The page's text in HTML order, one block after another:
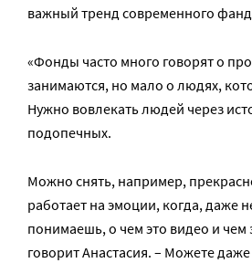
важный тренд современного
«Фонды часто много говорят о
занимаются, но мало о людях,
Нужно вовлекать людей через
подопечных.
Можно снять, например,
работает на эмоции, когда, даже
понимаешь, о чем это видео и чем
говорит Анастасия. – Можете